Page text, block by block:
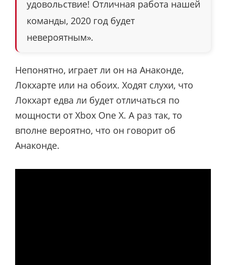
удовольствие! Отличная работа нашей
команды, 2020 год будет
невероятным».
Непонятно, играет ли он на Анаконде,
Локхарте или на обоих. Ходят слухи, что
Локхарт едва ли будет отличаться по
мощности от Xbox One X. А раз так, то
вполне вероятно, что он говорит об
Анаконде.